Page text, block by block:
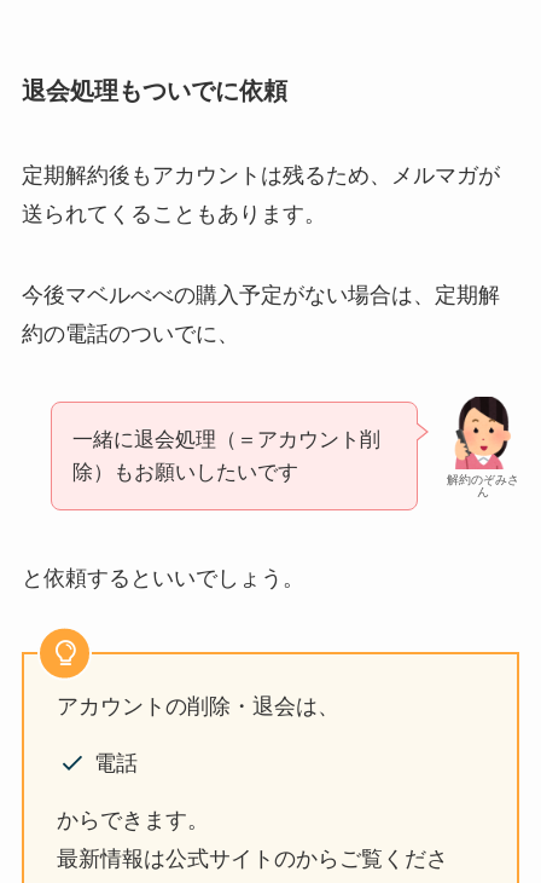
退会処理もついでに依頼
定期解約後もアカウントは残るため、メルマガが
送られてくることもあります。
今後マベルべべの購入予定がない場合は、定期解
約の電話のついでに、
解約のぞみさ
ん
一緒に退会処理（＝アカウント削
除）もお願いしたいです
と依頼するといいでしょう。
アカウントの削除・退会は、
電話
からできます。
最新情報は公式サイトのからご覧くださ